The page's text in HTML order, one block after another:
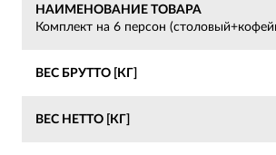
НАИМЕНОВАНИЕ ТОВАРА
Комплект на 6 персон
ВЕС БРУТТО [КГ]
ВЕС НЕТТО [КГ]